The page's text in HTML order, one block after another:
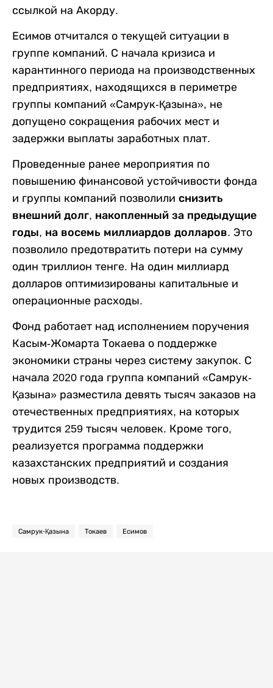
ссылкой на Акорду.
Есимов отчитался о текущей ситуации в
группе компаний. С начала кризиса и
карантинного периода на производственных
предприятиях, находящихся в периметре
группы компаний «Самрук-Қазына», не
допущено сокращения рабочих мест и
задержки выплаты заработных плат.
Проведенные ранее мероприятия по
повышению финансовой устойчивости фонда
и группы компаний позволили снизить
внешний долг, накопленный за предыдущие
годы, на восемь миллиардов долларов. Это
позволило предотвратить потери на сумму
один триллион тенге. На один миллиард
долларов оптимизированы капитальные и
операционные расходы.
Фонд работает над исполнением поручения
Касым-Жомарта Токаева о поддержке
экономики страны через систему закупок. С
начала 2020 года группа компаний «Самрук-
Қазына» разместила девять тысяч заказов на
отечественных предприятиях, на которых
трудится 259 тысяч человек. Кроме того,
реализуется программа поддержки
казахстанских предприятий и создания
новых производств.
Самрук-Қазына Токаев Есимов